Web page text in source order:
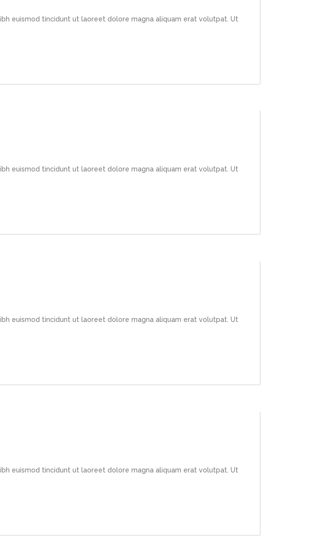
euismod tincidunt ut laoreet dolore magna aliquam erat volutpat. Ut
euismod tincidunt ut laoreet dolore magna aliquam erat volutpat. Ut
euismod tincidunt ut laoreet dolore magna aliquam erat volutpat. Ut
euismod tincidunt ut laoreet dolore magna aliquam erat volutpat. Ut